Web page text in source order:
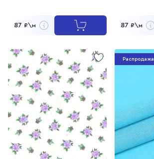
87 ₽\м 87 ₽\м
Распродажа